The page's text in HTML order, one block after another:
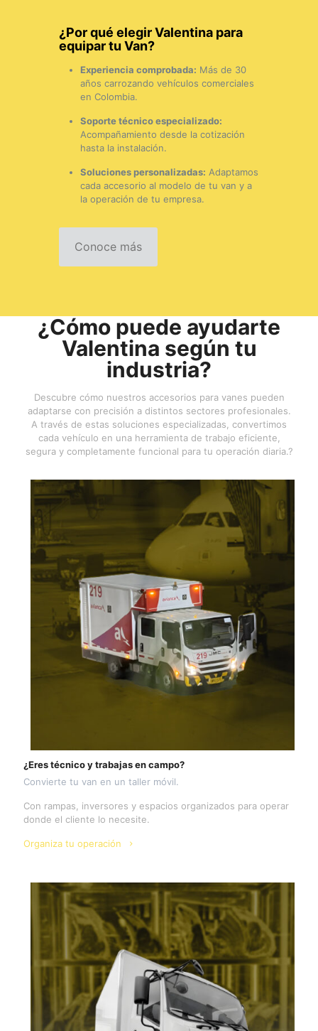
¿Por qué elegir Valentina para
equipar tu Van?
Experiencia comprobada: Más de 30
años carrozando vehículos comerciales
en Colombia.
Soporte técnico especializado:
Acompañamiento desde la cotización
hasta la instalación.
Soluciones personalizadas: Adaptamos
cada accesorio al modelo de tu van y a
la operación de tu empresa.
Conoce más
¿Cómo puede ayudarte
Valentina según tu
industria?
Descubre cómo nuestros accesorios para vanes pueden
adaptarse con precisión a distintos sectores profesionales.
A través de estas soluciones especializadas, convertimos
cada vehículo en una herramienta de trabajo eficiente,
segura y completamente funcional para tu operación diaria.?
¿Eres técnico y trabajas en campo?
Convierte tu van en un taller móvil.
Con rampas, inversores y espacios organizados para operar
donde el cliente lo necesite.
Organiza tu operación